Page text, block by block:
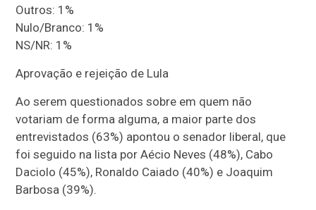
Outros: 1%
Nulo/Branco: 1%
NS/NR: 1%
Aprovação e rejeição de Lula
Ao serem questionados sobre em quem não
votariam de forma alguma, a maior parte dos
entrevistados (63%) apontou o senador liberal, que
foi seguido na lista por Aécio Neves (48%), Cabo
Daciolo (45%), Ronaldo Caiado (40%) e Joaquim
Barbosa (39%).